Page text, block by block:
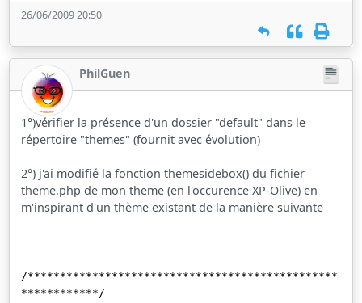
26/06/2009 20:50
PhilGuen
1°)vérifier la présence d'un dossier "default" dans le
répertoire "themes" (fournit avec évolution)
2°) j'ai modifié la fonction themesidebox() du fichier
theme.php de mon theme (en l'occurence XP-Olive) en
m'inspirant d'un thème existant de la manière suivante
/************************************************
************/